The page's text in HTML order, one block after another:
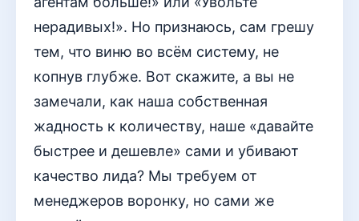
нерадивых!». Но признаюсь, сам грешу
тем, что виню во всём систему, не
копнув глубже. Вот скажите, а вы не
замечали, как наша собственная
жадность к количеству, наше «давайте
быстрее и дешевле» сами и убивают
качество лида? Мы требуем от
менеджеров воронку, но сами же